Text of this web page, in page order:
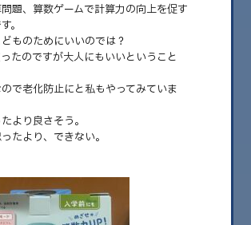
題、算数ゲームで計算力の向上を促す
。
ものためにいいのでは？
たのですが大人にもいいということ
で老化防止にと私もやってみていま
より良さそう。
たより、できない。